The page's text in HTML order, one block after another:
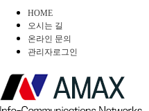
HOME
오시는 길
온라인 문의
관리자로그인